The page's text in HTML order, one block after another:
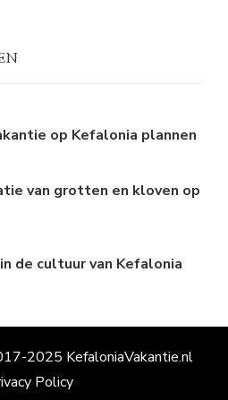
op Kefalonia plannen
van grotten en kloven op
de cultuur van Kefalonia
2025 KefaloniaVakantie.nl
Policy